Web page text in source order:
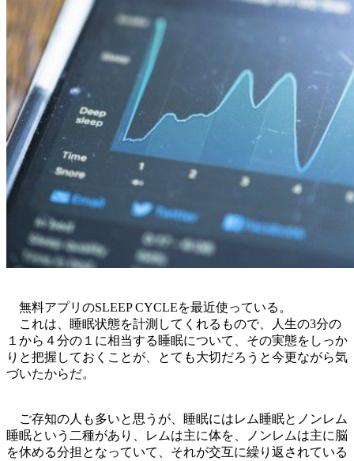
無料アプリのSLEEP CYCLEを最近使っている。
これは、睡眠状態を計測してくれるもので、人生の3分の
１から４分の１に相当する睡眠について、その実態をしっか
りと把握しておくことが、とても大切だろうと今更ながら気
づいたからだ。
ご存知の人も多いと思うが、睡眠にはレム睡眠とノンレム
睡眠という二種があり、レムは主に体を、ノンレムは主に脳
を休める分担となっていて、それが交互に繰り返されている